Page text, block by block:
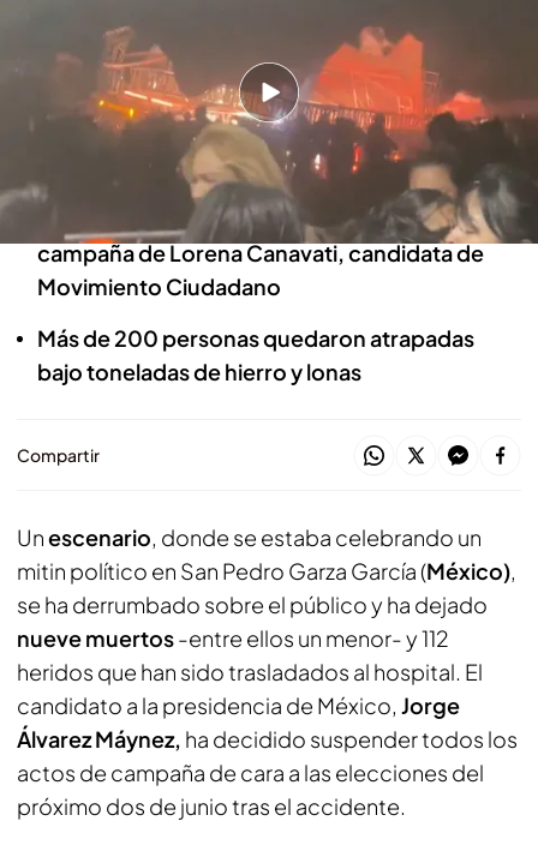
Redacción digital Noticias Cuatro Agencia EFE
23 MAY 2024 - 17:01h.
El candidato a la presidencia de México ha
decidido suspender todos los actos de
El escenario se había instalado para el cierre de
campaña de Lorena Canavati, candidata de
Movimiento Ciudadano
Más de 200 personas quedaron atrapadas
bajo toneladas de hierro y lonas
Compartir
Unescenario, donde se estaba celebrando un
mitin político en San Pedro Garza García (México),
se ha derrumbado sobre el público y ha dejado
nueve muertos-entre ellos un menor- y 112
heridos que han sido trasladados al hospital. El
candidato a la presidencia de México, Jorge
Álvarez Máynez, ha decidido suspender todos los
actos de campaña de cara a las elecciones del
próximo dos de junio tras el accidente.